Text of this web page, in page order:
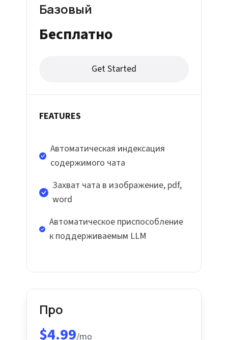
Базовый
Бесплатно
Get Started
FEATURES
Автоматическая индексация
содержимого чата
Захват чата в изображение, pdf,
word
Автоматическое приспособление
к поддерживаемым LLM
Про
$4.99/mo